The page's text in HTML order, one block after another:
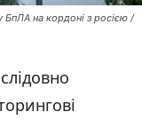
БпЛА на кордоні з росією /